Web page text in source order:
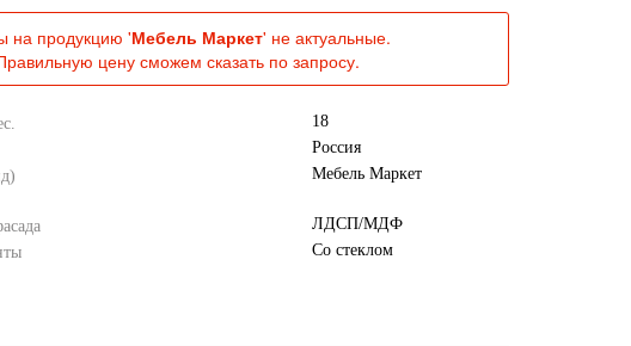
на продукцию 'Мебель Маркет' не актуальные.
цену сможем сказать по запросу.
18
Россия
Мебель Маркет
ЛДСП/МДФ
Со стеклом